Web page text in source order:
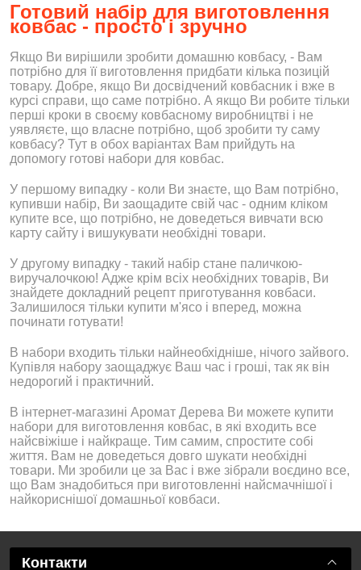
Готовий набір для виготовлення
ковбас - просто і зручно
Якщо Ви вирішили зробити домашню ковбасу, - Вам
потрібно для її виготовлення придбати кілька позицій
товару. Добре, якщо Ви досвідчений ковбасник і вже в
курсі справи, що саме потрібно. А якщо Ви робите тільки
перші кроки в своєму ковбасному виробництві і не
уявляєте, що власне потрібно, щоб зробити ту саму
ковбасу? Тут в обох варіантах Вам прийдуть на
допомогу готові набори для ковбас.
У першому випадку - коли Ви знаєте, що Вам потрібно,
купивши набір, Ви заощадите свій час - одним кліком
купите все, що потрібно, не доведеться вивчати всю
карту сайту і вишукувати необхідні товари.
У другому випадку - такий набір стане паличкою-
виручалочкою! Адже крім всіх необхідних товарів, Ви
знайдете докладний рецепт приготування ковбаси.
Залишилося тільки купити м'ясо і вперед, можна
починати готувати!
В набори входить тільки найнеобхідніше, нічого зайвого.
Купівля набору заощаджує Ваш час і гроші, так як він
недорогий і практичний.
В інтернет-магазині Аромат Дерева Ви можете купити
набори для виготовлення ковбас, в які входить все
найсвіжіше і найкраще. Тим самим, спростите собі
життя. Вам не доведеться довго шукати необхідні
товари. Ми зробили це за Вас і вже зібрали воєдино все,
що Вам знадобиться при виготовленні найсмачнішої і
найкориснішої домашньої ковбаси.
Контакти